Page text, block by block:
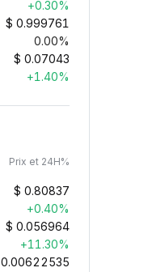
+0.30%
$ 0.999761
0.00%
$ 0.07043
+1.40%
Prix et 24H%
$ 0.80837
+0.40%
$ 0.056964
+11.30%
0.00622535